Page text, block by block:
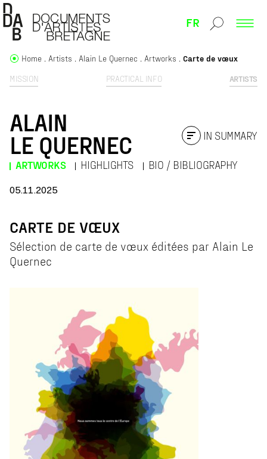
FR
MISSION PRACTICAL INFO ARTISTS
Home Artists Alain Le Quernec Artworks Carte de vœux
ALAIN
LE QUERNEC
ARTWORKS HIGHLIGHTS BIO / BIBLIOGRAPHY
IN SUMMARY
05.11.2025
CARTE DE VŒUX
Sélection de carte de vœux éditées par Alain Le
Quernec